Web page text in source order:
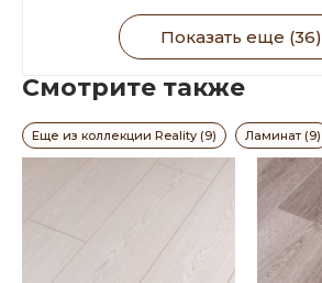
Показать еще (36)
Смотрите также
Еще из коллекции Reality (9) Ламинат (9)